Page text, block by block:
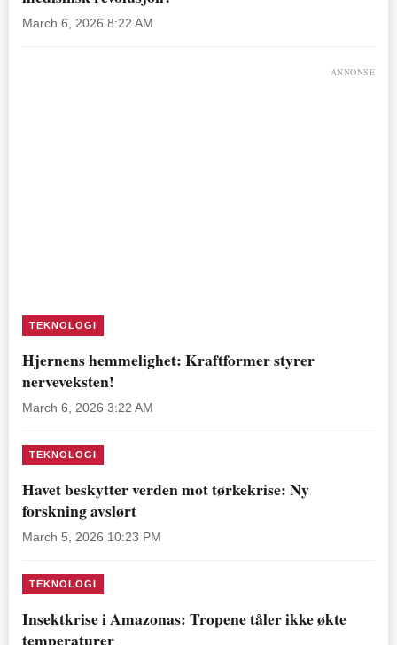
March 6, 2026 8:22 AM
ANNONSE
TEKNOLOGI
Hjernens hemmelighet: Kraftformer styrer
nerveveksten!
March 6, 2026 3:22 AM
TEKNOLOGI
Havet beskytter verden mot tørkekrise: Ny
forskning avslørt
March 5, 2026 10:23 PM
TEKNOLOGI
Insektkrise i Amazonas: Tropene tåler ikke økte
temperaturer